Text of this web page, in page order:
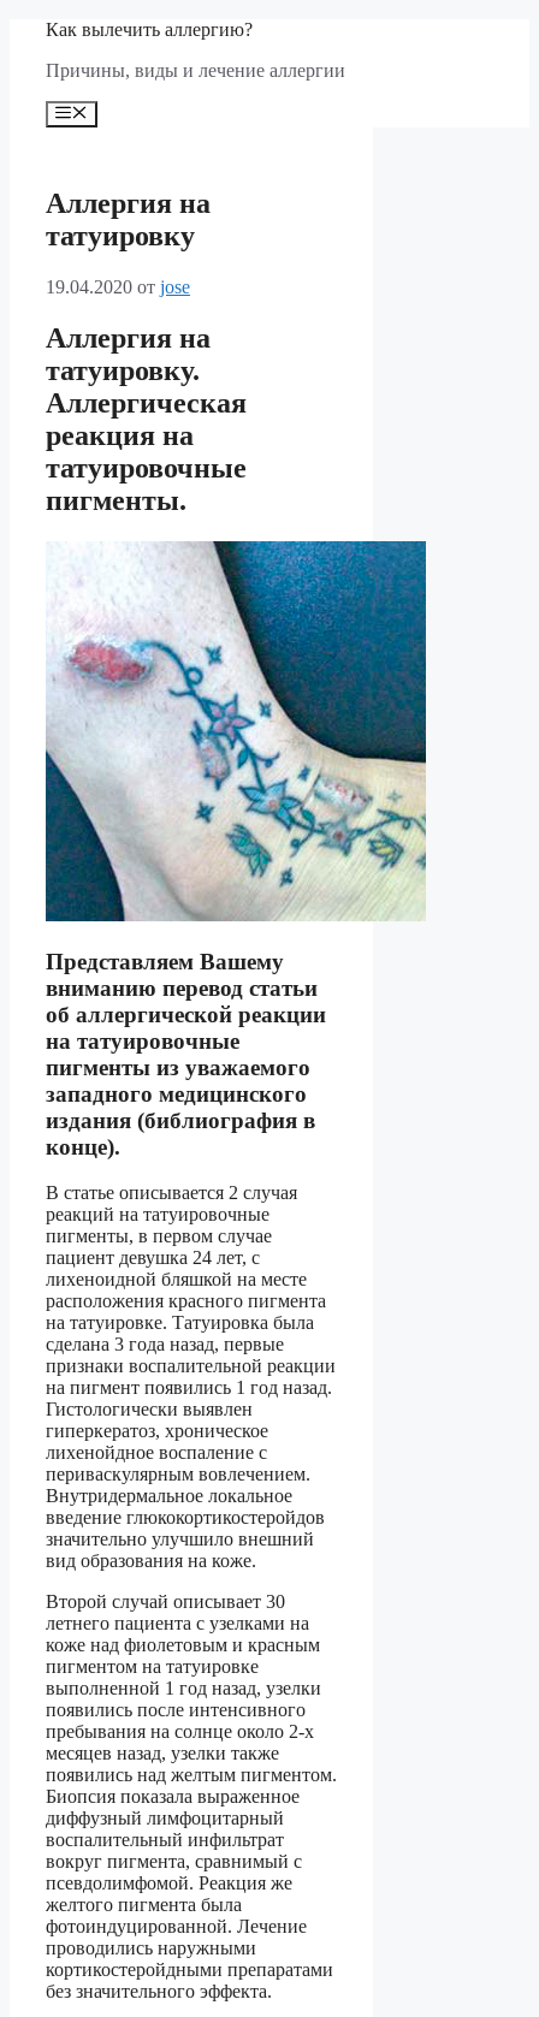
Перейти
содержимому
Как вылечить аллергию?
Причины, виды и лечение аллергии
Меню
Аллергия на
татуировку
19.04.2020 от jose
Аллергия на
татуировку.
Аллергическая
реакция на
татуировочные
пигменты.
Представляем Вашему
вниманию перевод статьи
об аллергической реакции
на татуировочные
пигменты из уважаемого
западного медицинского
издания (библиография в
конце).
В статье описывается 2 случая
реакций на татуировочные
пигменты, в первом случае
пациент девушка 24 лет, с
лихеноидной бляшкой на месте
расположения красного пигмента
на татуировке. Татуировка была
сделана 3 года назад, первые
признаки воспалительной реакции
на пигмент появились 1 год назад.
Гистологически выявлен
гиперкератоз, хроническое
лихенойдное воспаление с
периваскулярным вовлечением.
Внутридермальное локальное
введение глюкокортикостеройдов
значительно улучшило внешний
вид образования на коже.
Второй случай описывает 30
летнего пациента с узелками на
коже над фиолетовым и красным
пигментом на татуировке
выполненной 1 год назад, узелки
появились после интенсивного
пребывания на солнце около 2-х
месяцев назад, узелки также
появились над желтым пигментом.
Биопсия показала выраженное
диффузный лимфоцитарный
воспалительный инфильтрат
вокруг пигмента, сравнимый с
псевдолимфомой. Реакция же
желтого пигмента была
фотоиндуцированной. Лечение
проводились наружными
кортикостеройдными препаратами
без значительного эффекта.